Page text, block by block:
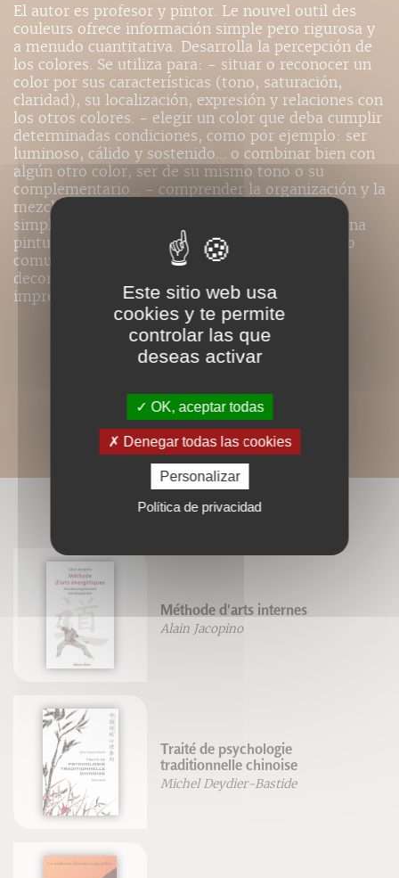
El autor es profesor y pintor. Le nouvel outil des
couleurs ofrece información simple pero rigurosa y
a menudo cuantitativa. Desarrolla la percepción de
los colores. Se utiliza para: - situar o reconocer un
color por sus características (tono, saturación,
claridad), su localización, expresión y relaciones con
los otros colores. - elegir un color que deba cumplir
determinadas condiciones, como por ejemplo: ser
luminoso, cálido y sostenido... o combinar bien con
algún otro color, ser de su mismo tono o su
complementario... - comprender la organización y la
mezcla de los colores con ayuda de una teoría
simplificada del color. - reproducir un color o una
pintura en una pantalla de vídeo. - memorizar o
comunicar un color de cara a la pintura, la
decoración, la informática, la infografía, la
imprenta...
LIVRES ASSOCIÉS
Méthode d'arts internes
Alain Jacopino
Traité de psychologie
traditionnelle chinoise
Michel Deydier-Bastide
Este sitio web usa
cookies y te permite
controlar las que
deseas activar
OK, aceptar todas
Denegar todas las cookies
Personalizar
Política de privacidad